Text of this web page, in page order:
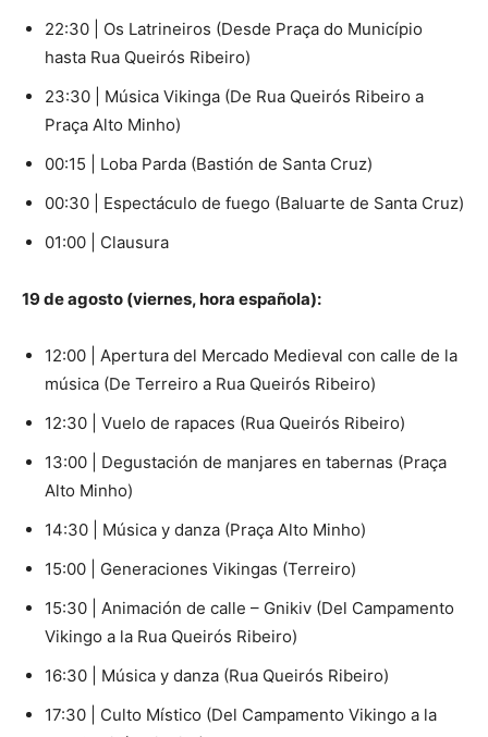
22:30 | Os Latrineiros (Desde Praça do Município
hasta Rua Queirós Ribeiro)
23:30 | Música Vikinga (De Rua Queirós Ribeiro a
Praça Alto Minho)
00:15 | Loba Parda (Bastión de Santa Cruz)
00:30 | Espectáculo de fuego (Baluarte de Santa Cruz)
01:00 | Clausura
19 de agosto (viernes, hora española):
12:00 | Apertura del Mercado Medieval con calle de la
música (De Terreiro a Rua Queirós Ribeiro)
12:30 | Vuelo de rapaces (Rua Queirós Ribeiro)
13:00 | Degustación de manjares en tabernas (Praça
Alto Minho)
14:30 | Música y danza (Praça Alto Minho)
15:00 | Generaciones Vikingas (Terreiro)
15:30 | Animación de calle – Gnikiv (Del Campamento
Vikingo a la Rua Queirós Ribeiro)
16:30 | Música y danza (Rua Queirós Ribeiro)
17:30 | Culto Místico (Del Campamento Vikingo a la